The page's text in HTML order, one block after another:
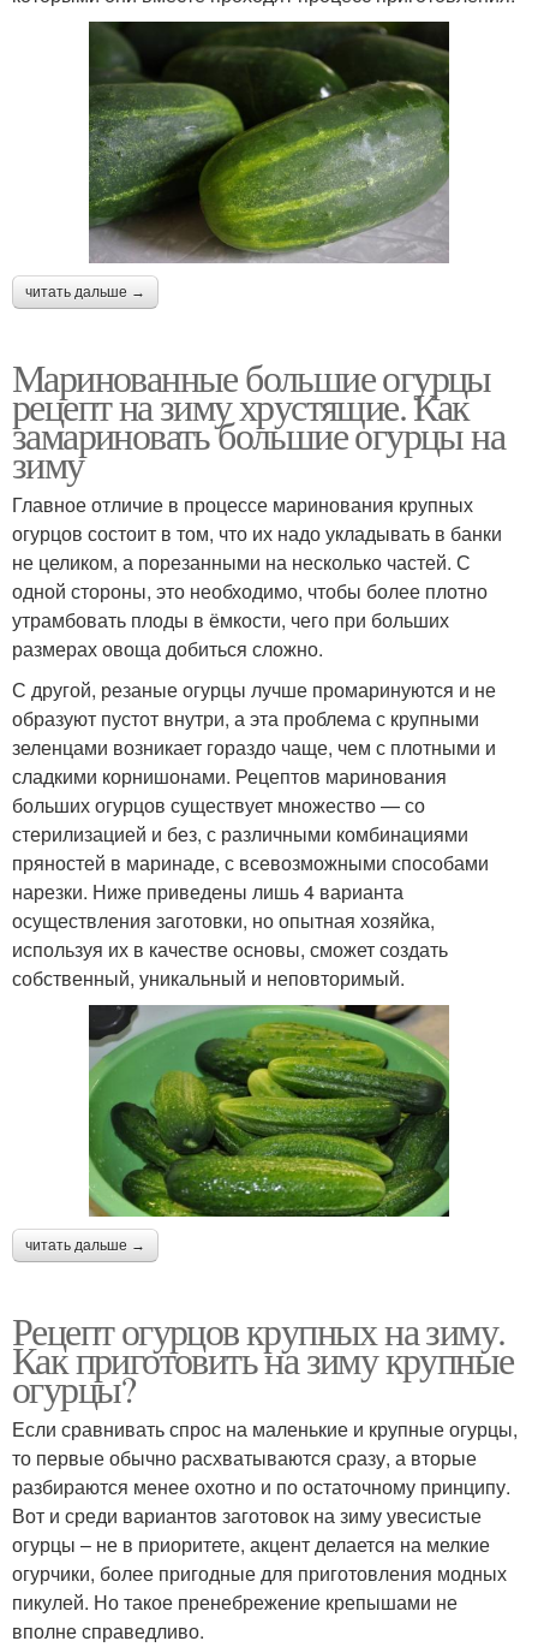
читать дальше →
Маринованные большие огурцы
рецепт на зиму хрустящие. Как
замариновать большие огурцы на
зиму
Главное отличие в процессе маринования крупных
огурцов состоит в том, что их надо укладывать в банки
не целиком, а порезанными на несколько частей. С
одной стороны, это необходимо, чтобы более плотно
утрамбовать плоды в ёмкости, чего при больших
размерах овоща добиться сложно.
С другой, резаные огурцы лучше промаринуются и не
образуют пустот внутри, а эта проблема с крупными
зеленцами возникает гораздо чаще, чем с плотными и
сладкими корнишонами. Рецептов маринования
больших огурцов существует множество — со
стерилизацией и без, с различными комбинациями
пряностей в маринаде, с всевозможными способами
нарезки. Ниже приведены лишь 4 варианта
осуществления заготовки, но опытная хозяйка,
используя их в качестве основы, сможет создать
собственный, уникальный и неповторимый.
читать дальше →
Рецепт огурцов крупных на зиму.
Как приготовить на зиму крупные
огурцы?
Если сравнивать спрос на маленькие и крупные огурцы,
то первые обычно расхватываются сразу, а вторые
разбираются менее охотно и по остаточному принципу.
Вот и среди вариантов заготовок на зиму увесистые
огурцы – не в приоритете, акцент делается на мелкие
огурчики, более пригодные для приготовления модных
пикулей. Но такое пренебрежение крепышами не
вполне справедливо.